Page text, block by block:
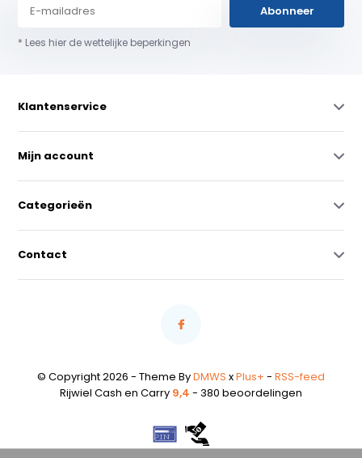
Abonneer
* Lees hier de wettelijke beperkingen
Klantenservice
Mijn account
Categorieën
Contact
© Copyright 2026 - Theme ByDMWS xPlus+ - RSS-feed
Rijwiel Cash en Carry 9,4 - 380 beoordelingen